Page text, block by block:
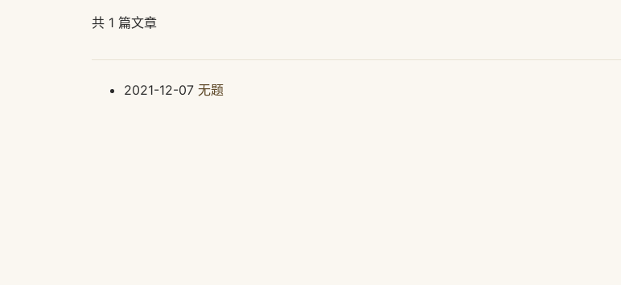
共 1 篇文章
2021-12-07 无题